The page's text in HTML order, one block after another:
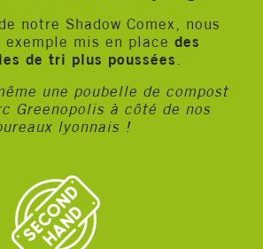
notre Shadow Comex, nous
exemple mis en place des
de tri plus poussées.
une poubelle de compost
Greenopolis à côté de nos
lyonnais !